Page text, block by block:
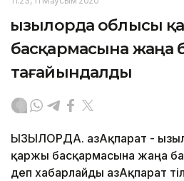
Қызылорда облысы
басқармасына жаңа
тағайындалды
ҚЫЗЫЛОРДА. ҚазАқпарат -
қаржы басқармасына жаңа
деп хабарлайды ҚазАқпарат